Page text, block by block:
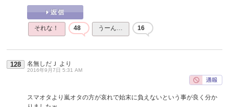
それな！ 48 うーん… 16
128 名無しだＪ より
2016年9月7日 5:31 AM
スマオタより嵐オタの方が哀れで始末に負えないという事が良く分か